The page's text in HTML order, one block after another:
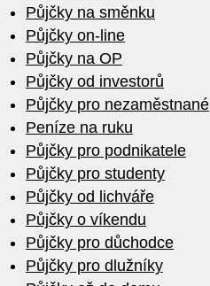
Půjčky na směnku
Půjčky on-line
Půjčky na OP
Půjčky od investorů
Půjčky pro nezaměstnané
Peníze na ruku
Půjčky pro podnikatele
Půjčky pro studenty
Půjčky od lichváře
Půjčky o víkendu
Půjčky pro důchodce
Půjčky pro dlužníky